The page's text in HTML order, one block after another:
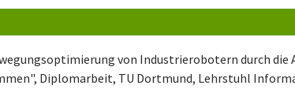
von Industrierobotern durch die
Diplomarbeit, TU Dortmund, Lehrstuhl